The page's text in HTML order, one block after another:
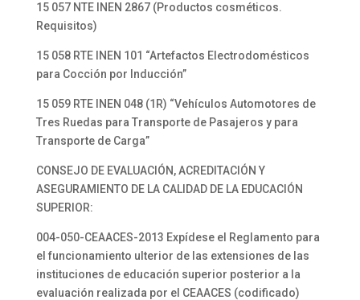
15 057 NTE INEN 2867 (Productos cosméticos.
Requisitos)
15 058 RTE INEN 101 “Artefactos Electrodomésticos
para Cocción por Inducción”
15 059 RTE INEN 048 (1R) “Vehículos Automotores de
Tres Ruedas para Transporte de Pasajeros y para
Transporte de Carga”
CONSEJO DE EVALUACIÓN, ACREDITACIÓN Y
ASEGURAMIENTO DE LA CALIDAD DE LA EDUCACIÓN
SUPERIOR:
004-050-CEAACES-2013 Expídese el Reglamento para
el funcionamiento ulterior de las extensiones de las
instituciones de educación superior posterior a la
evaluación realizada por el CEAACES (codificado)